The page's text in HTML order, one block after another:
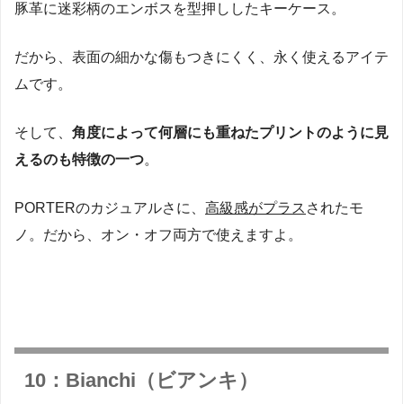
豚革に迷彩柄のエンボスを型押ししたキーケース。
だから、表面の細かな傷もつきにくく、永く使えるアイテ
ムです。
そして、 角度によって何層にも重ねたプリントのように見
えるのも特徴の一つ。
PORTERのカジュアルさに、 高級感がプラス されたモ
ノ。だから、オン・オフ両方で使えますよ。
10：Bianchi（ビアンキ）